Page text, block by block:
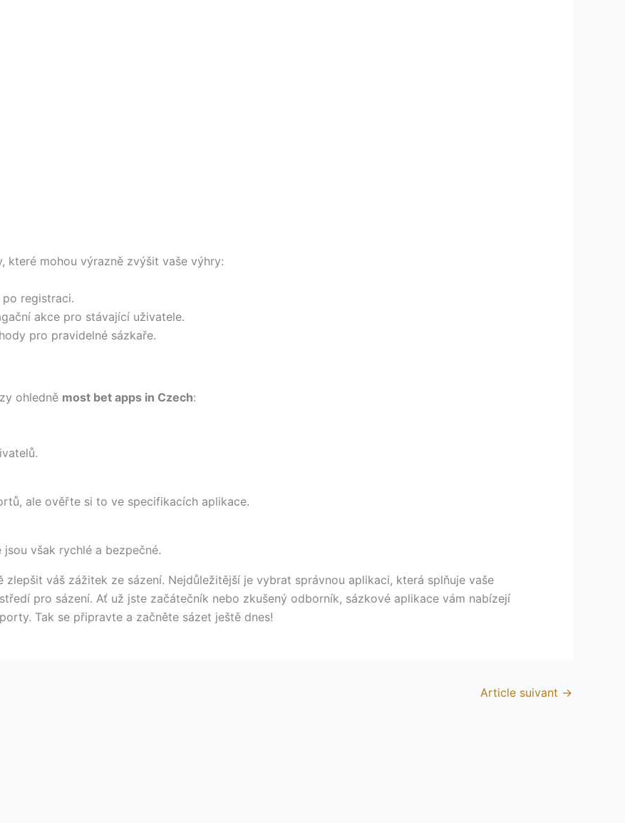
které mohou výrazně zvýšit vaše výhry:
registraci.
akce pro stávající uživatele.
pro pravidelné sázkaře.
ohledně most bet apps in Czech:
ale ověřte si to ve specifikacích aplikace.
však rychlé a bezpečné.
zlepšit váš zážitek ze sázení. Nejdůležitější je vybrat správnou aplikaci, která splňuje vaše
pro sázení. Ať už jste začátečník nebo zkušený odborník, sázkové aplikace vám nabízejí
Tak se připravte a začněte sázet ještě dnes!
Article suivant →